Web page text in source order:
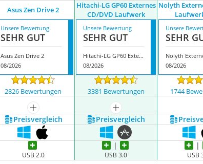
Asus Zen Drive 2
Hitachi-LG GP60 Externes
CD/DVD Laufwerk
Nolyth
Unsere Bewertung
SEHR GUT
Asus Zen Drive 2
08/2026
Unsere Bewertung
SEHR GUT
Hitachi-LG GP60 Externes CD/DVD Laufwerk
08/2026
Unsere
SEHR
08/2026
2826 Bewertungen 3381 Bewertungen 1744
mehr anzeigen mehr anzeigen
Preis­vergleich Preis­vergleich
USB 2.0 USB 3.0 USB